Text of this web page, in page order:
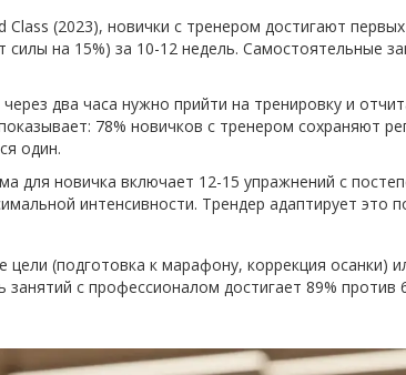
Class (2023), новички с тренером достигают
на 15%) за 10-12 недель. Самостоятельные
два часа нужно прийти на тренировку и
78% новичков с тренером сохраняют
один.
для новичка включает 12-15 упражнений с
интенсивности. Трендер адаптирует это
(подготовка к марафону, коррекция осанки)
с профессионалом достигает 89% против